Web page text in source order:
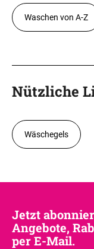
Waschen von A-Z
Nützliche
Wäschegels
Jetzt
Angebote,
per E-Mail.